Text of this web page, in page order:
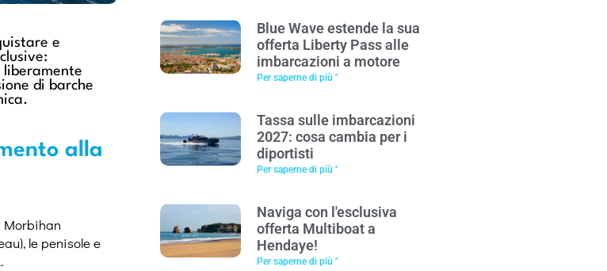
e
di barche
alla
Morbihan
le penisole e
Blue Wave estende la sua
offerta Liberty Pass alle
imbarcazioni a motore
Per saperne di più "
Tassa sulle imbarcazioni
2027: cosa cambia per i
diportisti
Per saperne di più "
Naviga con l'esclusiva
offerta Multiboat a
Hendaye!
Per saperne di più "